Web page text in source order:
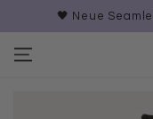
ZUM INHALT
SPRINGEN
🖤 Neue